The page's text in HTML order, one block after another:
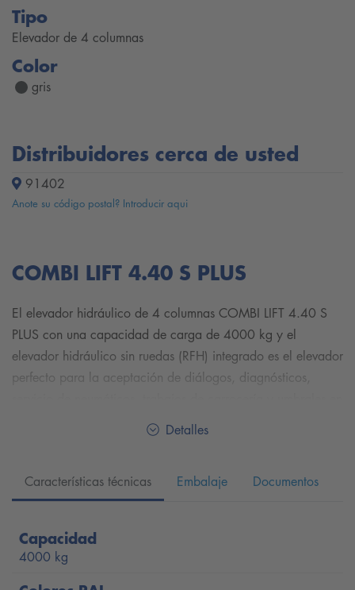
Tipo
Elevador de 4 columnas
Color
gris
Distribuidores cerca de usted
91402
Anote su código postal? Introducir aqui
COMBI LIFT 4.40 S PLUS
El elevador hidráulico de 4 columnas COMBI LIFT 4.40 S
PLUS con una capacidad de carga de 4000 kg y el
elevador hidráulico sin ruedas (RFH) integrado es el elevador
perfecto para la aceptación de diálogos, diagnósticos,
el taller de automóviles consciente de la calidad y el precio.
También se puede utilizar como estación de alineación de
garantizar resultados fiables al ajustar los faros. El gato sin
ruedas permite acceder libremente a las ruedas del vehículo
en un abrir y cerrar de ojos. El operador puede alternar
entre elevar el gato sin ruedas y el elevador completo
simplemente moviendo un interruptor en la columna de
Detalles
Características técnicas Embalaje Documentos
Capacidad
4000 kg